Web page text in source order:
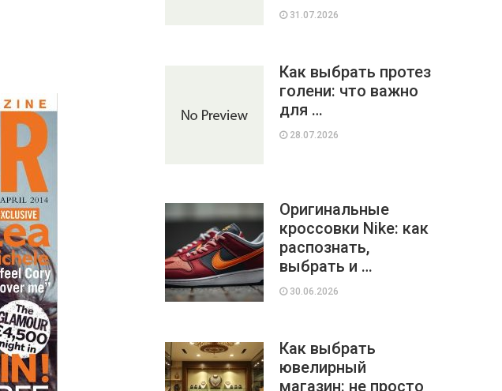
31.07.2026
Как выбрать протез
голени: что важно
для …
28.07.2026
Оригинальные
кроссовки Nike: как
распознать,
выбрать и …
30.06.2026
Как выбрать
ювелирный
магазин: не просто